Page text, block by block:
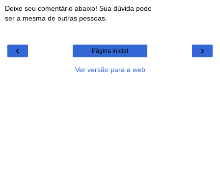
Deixe seu comentário abaixo! Sua dúvida pode
ser a mesma de outras pessoas.
‹ ›
Página inicial
Ver versão para a web